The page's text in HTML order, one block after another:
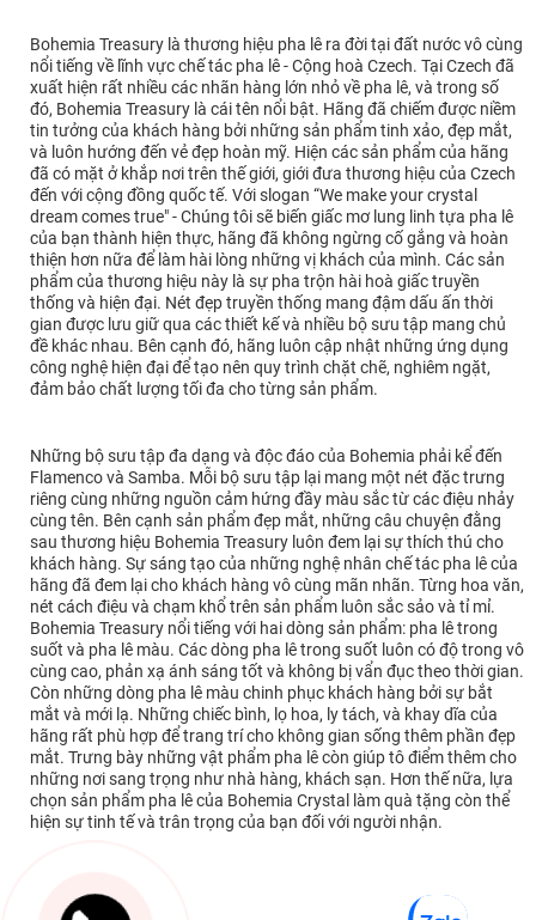
Bohemia Treasury là thương hiệu pha lê ra đời tại đất nước vô cùng
nổi tiếng về lĩnh vực chế tác pha lê - Cộng hoà Czech. Tại Czech đã
xuất hiện rất nhiều các nhãn hàng lớn nhỏ về pha lê, và trong số
đó, Bohemia Treasury là cái tên nổi bật. Hãng đã chiếm được niềm
tin tưởng của khách hàng bởi những sản phẩm tinh xảo, đẹp mắt,
và luôn hướng đến vẻ đẹp hoàn mỹ. Hiện các sản phẩm của hãng
đã có mặt ở khắp nơi trên thế giới, giới đưa thương hiệu của Czech
đến với cộng đồng quốc tế. Với slogan “We make your crystal
dream comes true" - Chúng tôi sẽ biến giấc mơ lung linh tựa pha lê
của bạn thành hiện thực, hãng đã không ngừng cố gắng và hoàn
thiện hơn nữa để làm hài lòng những vị khách của mình. Các sản
phẩm của thương hiệu này là sự pha trộn hài hoà giấc truyền
thống và hiện đại. Nét đẹp truyền thống mang đậm dấu ấn thời
gian được lưu giữ qua các thiết kế và nhiều bộ sưu tập mang chủ
đề khác nhau. Bên cạnh đó, hãng luôn cập nhật những ứng dụng
công nghệ hiện đại để tạo nên quy trình chặt chẽ, nghiêm ngặt,
đảm bảo chất lượng tối đa cho từng sản phẩm.
Những bộ sưu tập đa dạng và độc đáo của Bohemia phải kể đến
Flamenco và Samba. Mỗi bộ sưu tập lại mang một nét đặc trưng
riêng cùng những nguồn cảm hứng đầy màu sắc từ các điệu nhảy
cùng tên. Bên cạnh sản phẩm đẹp mắt, những câu chuyện đằng
sau thương hiệu Bohemia Treasury luôn đem lại sự thích thú cho
khách hàng. Sự sáng tạo của những nghệ nhân chế tác pha lê của
hãng đã đem lại cho khách hàng vô cùng mãn nhãn. Từng hoa văn,
nét cách điệu và chạm khổ trên sản phẩm luôn sắc sảo và tỉ mỉ.
Bohemia Treasury nổi tiếng với hai dòng sản phẩm: pha lê trong
suốt và pha lê màu. Các dòng pha lê trong suốt luôn có độ trong vô
cùng cao, phản xạ ánh sáng tốt và không bị vẩn đục theo thời gian.
Còn những dòng pha lê màu chinh phục khách hàng bởi sự bắt
mắt và mới lạ. Những chiếc bình, lọ hoa, ly tách, và khay dĩa của
hãng rất phù hợp để trang trí cho không gian sống thêm phần đẹp
mắt. Trưng bày những vật phẩm pha lê còn giúp tô điểm thêm cho
những nơi sang trọng như nhà hàng, khách sạn. Hơn thế nữa, lựa
chọn sản phẩm pha lê của Bohemia Crystal làm quà tặng còn thể
hiện sự tinh tế và trân trọng của bạn đối với người nhận.